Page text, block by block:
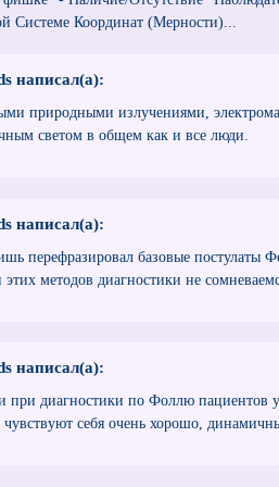
Системе Координат (Мерности)...
написал(а):
природными излучениями,
светом в общем как и все люди.
написал(а):
перефразировал базовые постулаты
этих методов диагностики не
написал(а):
при диагностики по Фоллю пациентов
себя очень хорошо,